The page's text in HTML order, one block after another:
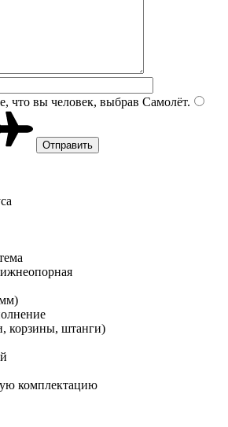
что вы человек, выбрав Самолёт.
корзины, штанги)
комплектацию